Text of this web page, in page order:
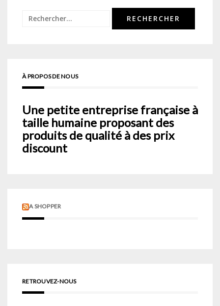
Rechercher :
À PROPOS DE NOUS
Une petite entreprise française à
taille humaine proposant des
produits de qualité à des prix
discount
A SHOPPER
RETROUVEZ-NOUS